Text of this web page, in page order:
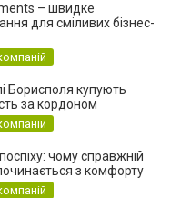
– швидке
для сміливих бізнес-
Борисполя купують
за кордоном
чому справжній
з комфорту